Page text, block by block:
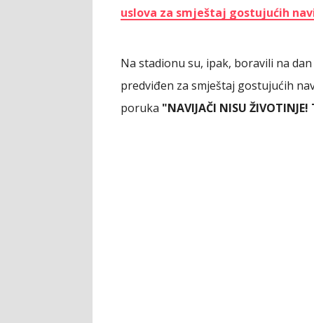
uslova za smještaj gostujućih
Na stadionu su, ipak, boravili na
predviđen za smještaj gostujućih
poruka "NAVIJAČI NISU